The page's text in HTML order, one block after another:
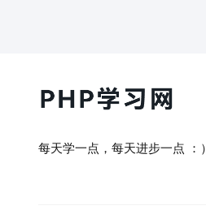
每天学一点，每天进步一点 ：）